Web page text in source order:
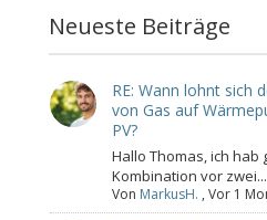
Neueste Beiträge
RE: Wann lohnt sich
von Gas auf
PV?
Hallo Thomas, ich hab
Kombination vor zwei...
Von MarkusH. , Vor 1